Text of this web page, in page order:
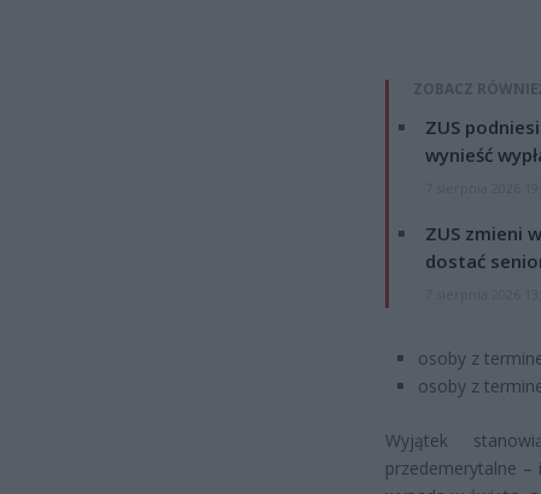
ZOBACZ
ZUS
wynieść
ZUS zmieni
dostać
osoby z
osoby z
Wyjątek
przedemerytalne